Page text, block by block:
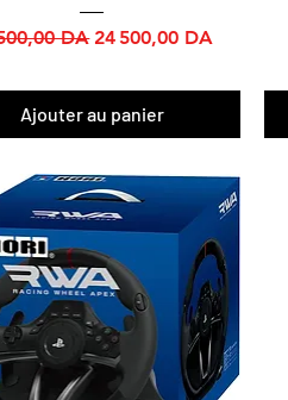
originalDA Prix promotionnel
24 500,00 DA
Ajouter au panier